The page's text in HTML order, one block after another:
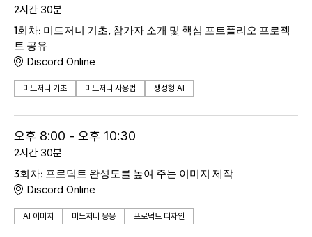
2시간 30분
1회차: 미드저니 기초, 참가자 소개 및 핵심 포트폴리오 프로젝
트 공유
Discord Online
미드저니 기초 미드저니 사용법 생성형 AI
오후 8:00 - 오후 10:30
2시간 30분
3회차: 프로덕트 완성도를 높여 주는 이미지 제작
Discord Online
AI 이미지 미드저니 응용 프로덕트 디자인